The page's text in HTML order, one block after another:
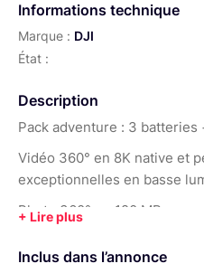
Informations technique
Marque : DJI
État :
Description
Pack adventure : 3
Vidéo 360° en 8K native et
exceptionnelles en basse
Photo 360° en 120 MP
Inclus dans l’annonce